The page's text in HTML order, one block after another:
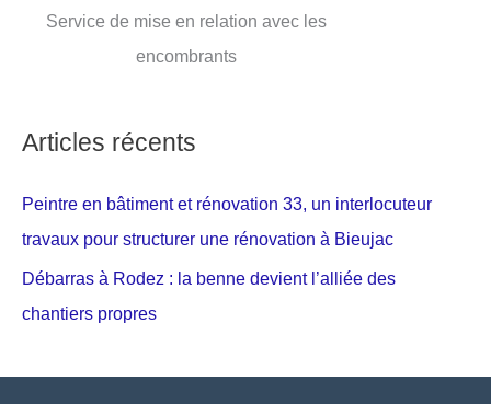
Service de mise en relation avec les
encombrants
Articles récents
Peintre en bâtiment et rénovation 33, un interlocuteur
travaux pour structurer une rénovation à Bieujac
Débarras à Rodez : la benne devient l’alliée des
chantiers propres